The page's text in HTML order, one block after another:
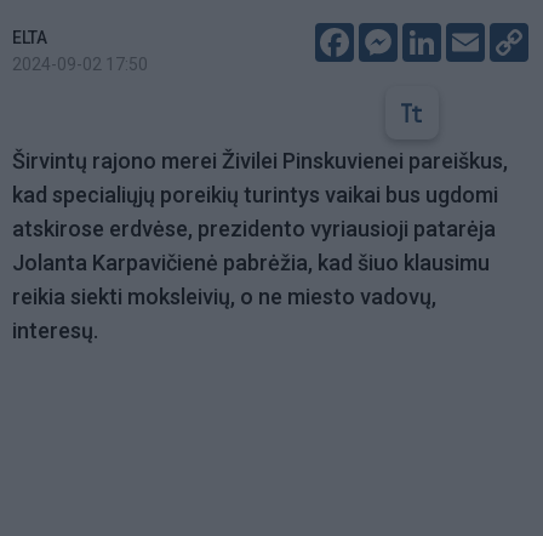
ELTA
2024-09-02 17:50
FacebookMessenger
LinkedIn
Email
Širvintų rajono merei Živilei Pinskuvienei pareiškus,
kad specialiųjų poreikių turintys vaikai bus ugdomi
atskirose erdvėse, prezidento vyriausioji patarėja
Jolanta Karpavičienė pabrėžia, kad šiuo klausimu
reikia siekti moksleivių, o ne miesto vadovų,
interesų.